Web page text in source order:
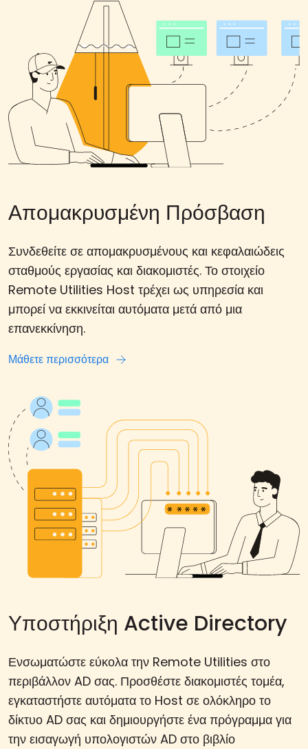
Απομακρυσμένη Πρόσβαση
Συνδεθείτε σε απομακρυσμένους και κεφαλαιώδεις
σταθμούς εργασίας και διακομιστές. Το στοιχείο
Remote Utilities Host τρέχει ως υπηρεσία και
μπορεί να εκκινείται αυτόματα μετά από μια
επανεκκίνηση.
Μάθετε περισσότερα
Υποστήριξη Active Directory
Ενσωματώστε εύκολα την Remote Utilities στο
περιβάλλον AD σας. Προσθέστε διακομιστές τομέα,
εγκαταστήστε αυτόματα το Host σε ολόκληρο το
δίκτυο AD σας και δημιουργήστε ένα πρόγραμμα για
την εισαγωγή υπολογιστών AD στο βιβλίο